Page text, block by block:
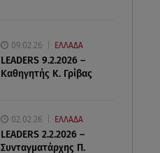
09.02.26 ΕΛΛΑΔΑ
LEADERS 9.2.2026 –
Καθηγητής Κ. Γρίβας
02.02.26 ΕΛΛΑΔΑ
LEADERS 2.2.2026 –
Συνταγματάρχης Π.